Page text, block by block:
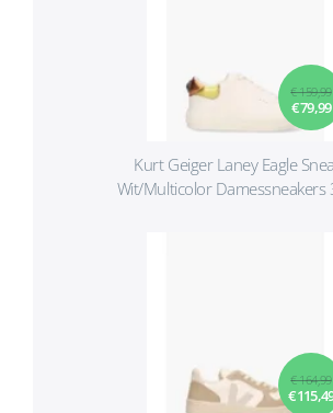
€ 159,99
€ 79,99
Kurt Geiger Laney Eagle
Wit/Multicolor Damessneakers
€ 164,99
€